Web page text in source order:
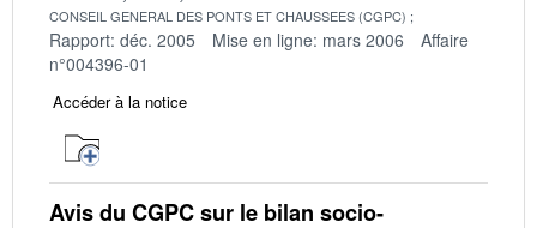
CONSEIL GENERAL DES PONTS ET CHAUSSEES (CGPC)
Rapport: déc. 2005 Mise en ligne: mars 2006
Affaire
n°004396-01
Accéder à la notice
Avis du CGPC sur le bilan socio-